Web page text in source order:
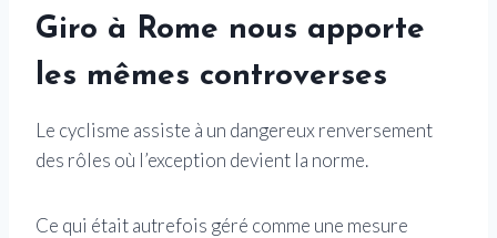
Giro à Rome nous apporte
les mêmes controverses
Le cyclisme assiste à un dangereux renversement
des rôles où l’exception devient la norme.
Ce qui était autrefois géré comme une mesure